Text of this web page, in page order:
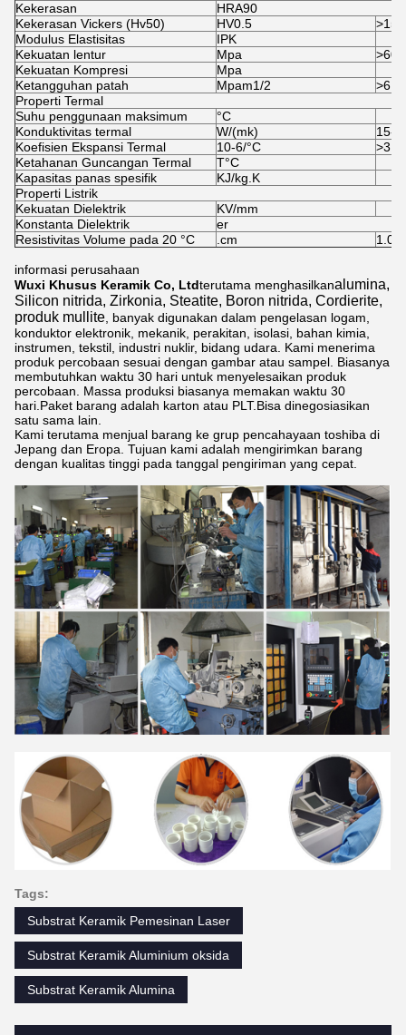
Kekerasan
HRA90
Kekerasan Vickers (Hv50)
HV0.5 >
Modulus Elastisitas
IPK
Kekuatan lentur
Mpa >600
Kekuatan Kompresi
Mpa
Ketangguhan patah
Mpam1/2 >6.0
Properti Termal
Suhu penggunaan maksimum
°C
Konduktivitas termal
W/(mk)
15-
Koefisien Ekspansi Termal
10-6/°C >3.1
Ketahanan Guncangan Termal
T°C
Kapasitas panas spesifik
KJ/kg.K
Properti Listrik
Kekuatan Dielektrik
KV/mm
Konstanta Dielektrik
er
Resistivitas Volume pada 20 °C .cm
informasi perusahaan
Wuxi Khusus Keramik Co, Ltdterutama menghasilkanalumina,
Silicon nitrida, Zirkonia, Steatite, Boron nitrida, Cordierite,
produk mullite , banyak digunakan dalam pengelasan logam,
konduktor elektronik, mekanik, perakitan, isolasi, bahan kimia,
instrumen, tekstil, industri nuklir, bidang udara. Kami menerima
produk percobaan sesuai dengan gambar atau sampel. Biasanya
membutuhkan waktu 30 hari untuk menyelesaikan produk
percobaan. Massa produksi biasanya memakan waktu 30
hari.Paket barang adalah karton atau PLT.Bisa dinegosiasikan
satu sama lain.
Kami terutama menjual barang ke grup pencahayaan toshiba di
Jepang dan Eropa. Tujuan kami adalah mengirimkan barang
dengan kualitas tinggi pada tanggal pengiriman yang cepat.
Tags:
Substrat Keramik Pemesinan Laser
Substrat Keramik Aluminium oksida
Substrat Keramik Alumina